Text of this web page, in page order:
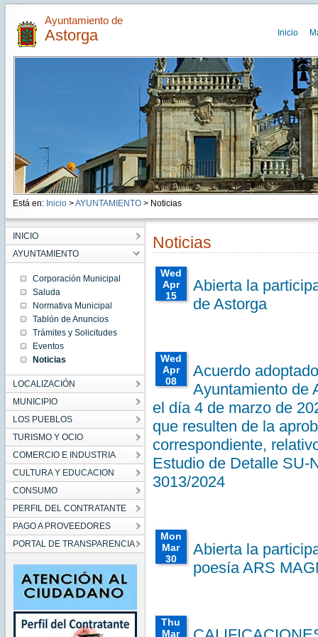
Ayuntamiento de
Astorga Inicio
Está en: Inicio >AYUNTAMIENTO> Noticias
INICIO
AYUNTAMIENTO
Corporación Municipal
Saluda
Normativa Municipal
Tablón de Anuncios
Trámites y Solicitudes
Eventos
Noticias
LOCALIZACIÓN
MUNICIPIO
LOS PUEBLOS
TURISMO Y OCIO
COMERCIO E INDUSTRIA
CULTURA Y EDUCACION
CONSUMO
PERFIL DEL CONTRATANTE
PAGO A PROVEEDORES
PORTAL DE TRANSPARENCIA
Noticias
Wed
Apr
15
00:00:00
00:00:00
CEST
2026
Wed Apr
15
CEST
2026
Abierta la
de Astorga
Wed
Apr
08
00:00:00
CEST
2026
Wed
Apr 08
00:00:00
CEST
2026
Wed Apr
08
00:00:00
Acuerdo
Ayuntamiento de
el día 4 de marzo de
que resulten de la
correspondiente,
Estudio de Detalle SU-
3013/2024
Mon
Mar
30
00:00:00
00:00:00
CEST
Abierta la
poesía ARS
Thu
Mar